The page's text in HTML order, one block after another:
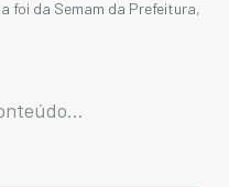
foi da Semam da Prefeitura,